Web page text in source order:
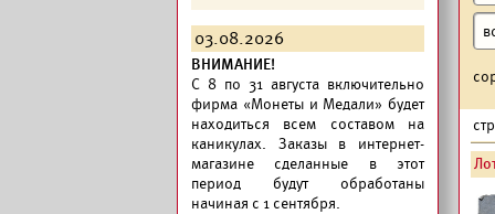
03.08.2026
ВНИМАНИЕ!
C 8 по 31 августа включительно
фирма «Монеты и Медали» будет
находиться всем составом на
каникулах. Заказы в интернет-
магазине сделанные в этот
период будут обработаны
начиная с 1 сентября.